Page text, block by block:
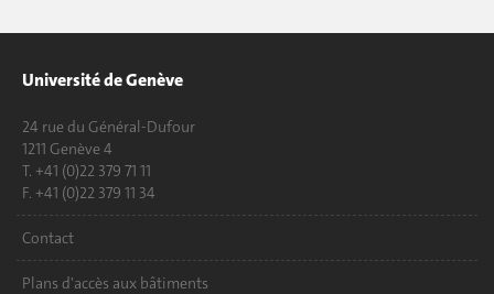
Université de Genève
24 rue du Général-Dufour
1211 Genève 4
T. +41 (0)22 379 71 11
F. +41 (0)22 379 11 34
Contact
Plans d'accès aux bâtiments